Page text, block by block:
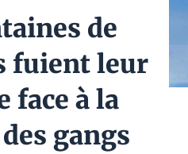
de
fuient leur
face à la
gangs